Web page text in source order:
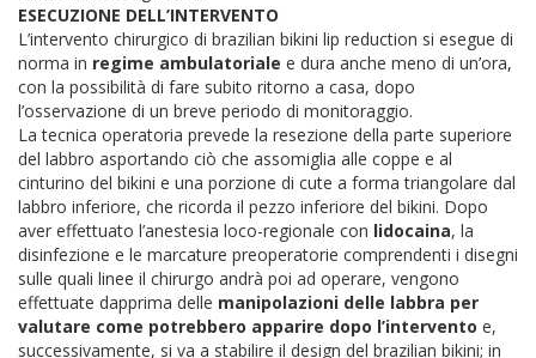
ESECUZIONE DELL’INTERVENTO
L’intervento chirurgico di brazilian bikini lip reduction si esegue di
norma in regime ambulatoriale e dura anche meno di un’ora,
con la possibilità di fare subito ritorno a casa, dopo
l’osservazione di un breve periodo di monitoraggio.
La tecnica operatoria prevede la resezione della parte superiore
del labbro asportando ciò che assomiglia alle coppe e al
cinturino del bikini e una porzione di cute a forma triangolare dal
labbro inferiore, che ricorda il pezzo inferiore del bikini. Dopo
aver effettuato l’anestesia loco-regionale con lidocaina, la
disinfezione e le marcature preoperatorie comprendenti i disegni
sulle quali linee il chirurgo andrà poi ad operare, vengono
effettuate dapprima delle manipolazioni delle labbra per
valutare come potrebbero apparire dopo l’intervento e,
successivamente, si va a stabilire il design del brazilian bikini; in